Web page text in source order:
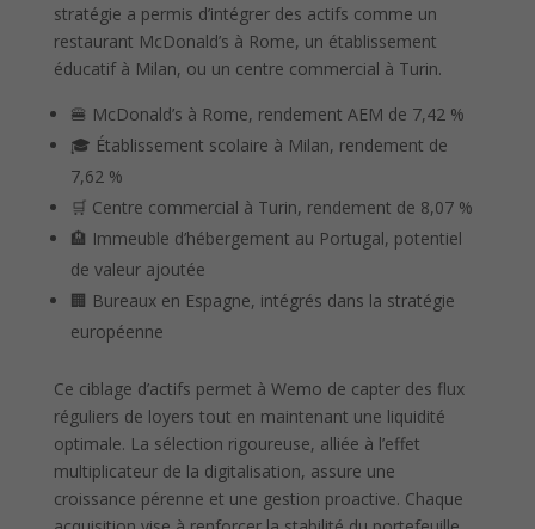
stratégie a permis d’intégrer des actifs comme un
restaurant McDonald’s à Rome, un établissement
éducatif à Milan, ou un centre commercial à Turin.
🍔 McDonald’s à Rome, rendement AEM de 7,42 %
🎓 Établissement scolaire à Milan, rendement de
7,62 %
🛒 Centre commercial à Turin, rendement de 8,07 %
🏨 Immeuble d’hébergement au Portugal, potentiel
de valeur ajoutée
🏢 Bureaux en Espagne, intégrés dans la stratégie
européenne
Ce ciblage d’actifs permet à Wemo de capter des flux
réguliers de loyers tout en maintenant une liquidité
optimale. La sélection rigoureuse, alliée à l’effet
multiplicateur de la digitalisation, assure une
croissance pérenne et une gestion proactive. Chaque